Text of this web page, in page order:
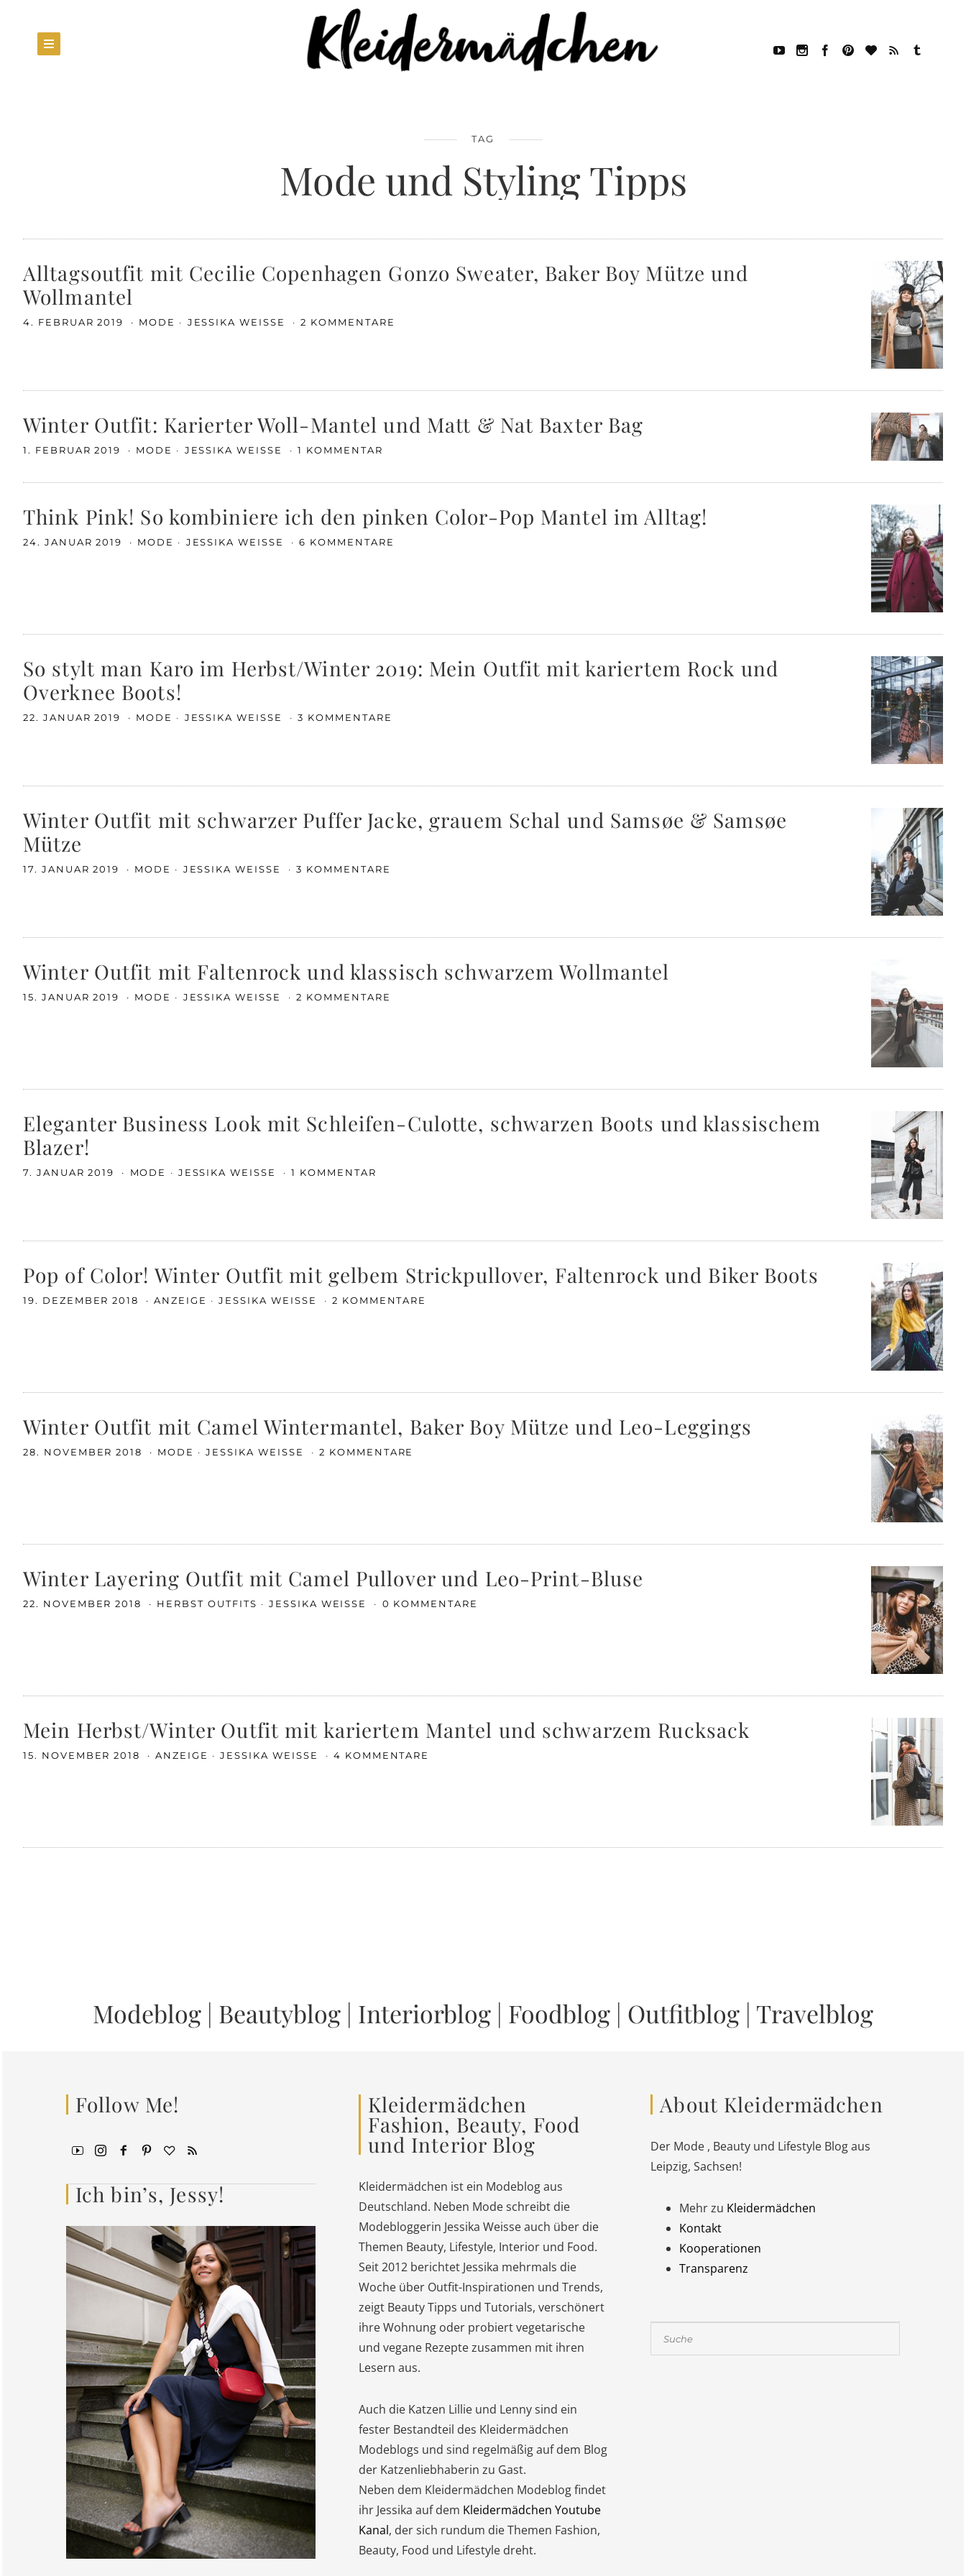
TAG
Mode und Styling Tipps
Alltagsoutfit mit Cecilie Copenhagen Gonzo Sweater, Baker Boy Mütze und
Wollmantel
4. FEBRUAR 2019 MODE JESSIKA WEISSE 2 KOMMENTARE
Winter Outfit: Karierter Woll-Mantel und Matt & Nat Baxter Bag
1. FEBRUAR 2019 MODE JESSIKA WEISSE 1 KOMMENTAR
Think Pink! So kombiniere ich den pinken Color-Pop Mantel im Alltag!
24. JANUAR 2019 MODE JESSIKA WEISSE 6 KOMMENTARE
So stylt man Karo im Herbst/Winter 2019: Mein Outfit mit kariertem Rock und
Overknee Boots!
22. JANUAR 2019 MODE JESSIKA WEISSE 3 KOMMENTARE
Winter Outfit mit schwarzer Puffer Jacke, grauem Schal und Samsøe & Samsøe
Mütze
17. JANUAR 2019 MODE JESSIKA WEISSE 3 KOMMENTARE
Winter Outfit mit Faltenrock und klassisch schwarzem Wollmantel
15. JANUAR 2019 MODE JESSIKA WEISSE 2 KOMMENTARE
Eleganter Business Look mit Schleifen-Culotte, schwarzen Boots und klassischem
Blazer!
7. JANUAR 2019 MODE JESSIKA WEISSE 1 KOMMENTAR
Pop of Color! Winter Outfit mit gelbem Strickpullover, Faltenrock und Biker Boots
19. DEZEMBER 2018 ANZEIGE JESSIKA WEISSE 2 KOMMENTARE
Winter Outfit mit Camel Wintermantel, Baker Boy Mütze und Leo-Leggings
28. NOVEMBER 2018 MODE JESSIKA WEISSE 2 KOMMENTARE
Winter Layering Outfit mit Camel Pullover und Leo-Print-Bluse
22. NOVEMBER 2018 HERBST OUTFITS JESSIKA WEISSE 0 KOMMENTARE
Mein Herbst/Winter Outfit mit kariertem Mantel und schwarzem Rucksack
15. NOVEMBER 2018 ANZEIGE JESSIKA WEISSE 4 KOMMENTARE
Modeblog | Beautyblog | Interiorblog | Foodblog | Outfitblog | Travelblog
Follow Me!
Ich bin’s, Jessy!
Kleidermädchen
Fashion, Beauty, Food
und Interior Blog
Kleidermädchen ist ein Modeblog aus
Deutschland. Neben Mode schreibt die
Modebloggerin Jessika Weisse auch über die
Themen Beauty, Lifestyle, Interior und Food.
Seit 2012 berichtet Jessika mehrmals die
Woche über Outfit-Inspirationen und Trends,
zeigt Beauty Tipps und Tutorials, verschönert
ihre Wohnung oder probiert vegetarische
und vegane Rezepte zusammen mit ihren
Lesern aus.
Auch die Katzen Lillie und Lenny sind ein
fester Bestandteil des Kleidermädchen
Modeblogs und sind regelmäßig auf dem Blog
der Katzenliebhaberin zu Gast.
Neben dem Kleidermädchen Modeblog findet
ihr Jessika auf dem Kleidermädchen Youtube
Kanal, der sich rundum die Themen Fashion,
Beauty, Food und Lifestyle dreht.
About Kleidermädchen
Der Mode , Beauty und Lifestyle Blog aus
Leipzig, Sachsen!
Mehr zu Kleidermädchen
Kontakt
Kooperationen
Transparenz
Suchen